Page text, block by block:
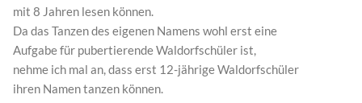
mit 8 Jahren lesen können.
Da das Tanzen des eigenen Namens wohl erst eine
Aufgabe für pubertierende Waldorfschüler ist,
nehme ich mal an, dass erst 12-jährige Waldorfschüler
ihren Namen tanzen können.